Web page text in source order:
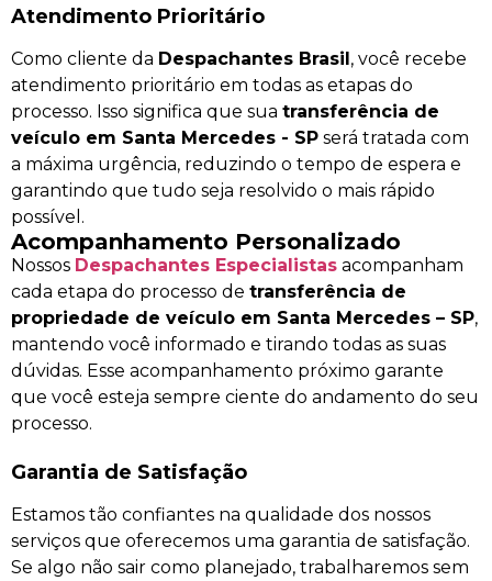
Atendimento Prioritário
Como cliente da Despachantes Brasil, você recebe
atendimento prioritário em todas as etapas do
processo. Isso significa que sua transferência de
veículo em Santa Mercedes - SP será tratada com
a máxima urgência, reduzindo o tempo de espera e
garantindo que tudo seja resolvido o mais rápido
possível.
Acompanhamento Personalizado
Nossos Despachantes Especialistas acompanham
cada etapa do processo de transferência de
propriedade de veículo em Santa Mercedes – SP,
mantendo você informado e tirando todas as suas
dúvidas. Esse acompanhamento próximo garante
que você esteja sempre ciente do andamento do seu
processo.
Garantia de Satisfação
Estamos tão confiantes na qualidade dos nossos
serviços que oferecemos uma garantia de satisfação.
Se algo não sair como planejado, trabalharemos sem